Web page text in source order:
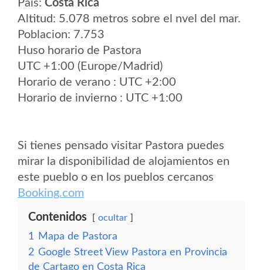
Pais: Costa Rica
Altitud: 5.078 metros sobre el nvel del mar.
Poblacion: 7.753
Huso horario de Pastora
UTC +1:00 (Europe/Madrid)
Horario de verano : UTC +2:00
Horario de invierno : UTC +1:00
Si tienes pensado visitar Pastora puedes
mirar la disponibilidad de alojamientos en
este pueblo o en los pueblos cercanos
Booking.com
Contenidos ocultar
1
Mapa de Pastora
2 Google Street View Pastora en Provincia
de Cartago en Costa Rica